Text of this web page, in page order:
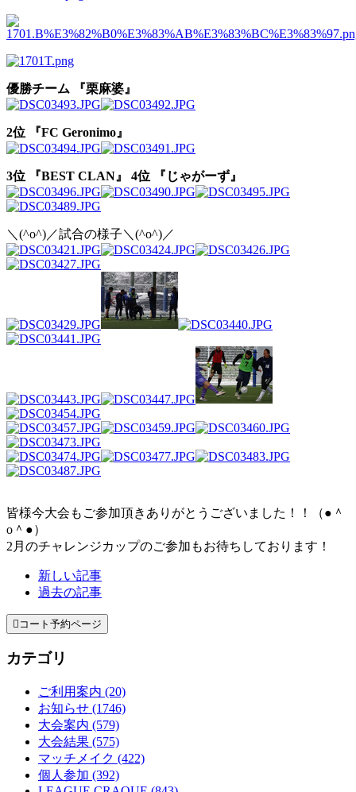
優勝チーム 『栗麻婆』
2位 『FC Geronimo』
3位 『BEST CLAN』 4位 『じゃがーず』
＼(^o^)／試合の様子＼(^o^)／
皆様今大会もご参加頂きありがとうございました！！（●＾
o＾●）
2月のチャレンジカップのご参加もお待ちしております！
新しい記事
過去の記事
 コート予約ページ
カテゴリ
ご利用案内 (20)
お知らせ (1746)
大会案内 (579)
大会結果 (575)
マッチメイク (422)
個人参加 (392)